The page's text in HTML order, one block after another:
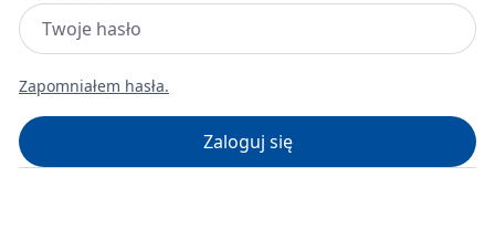
Zapomniałem hasła.
Zaloguj się